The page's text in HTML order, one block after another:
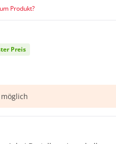
Produkt?
Preis
möglich